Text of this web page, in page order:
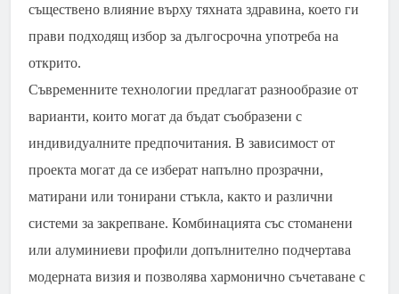
съществено влияние върху тяхната здравина, което ги
прави подходящ избор за дългосрочна употреба на
открито.
Съвременните технологии предлагат разнообразие от
варианти, които могат да бъдат съобразени с
индивидуалните предпочитания. В зависимост от
проекта могат да се изберат напълно прозрачни,
матирани или тонирани стъкла, както и различни
системи за закрепване. Комбинацията със стоманени
или алуминиеви профили допълнително подчертава
модерната визия и позволява хармонично съчетаване с